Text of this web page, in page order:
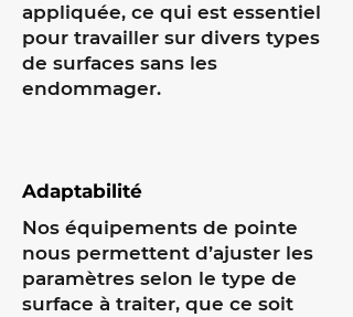
appliquée, ce qui est essentiel
pour travailler sur divers types
de surfaces sans les
endommager.
Adaptabilité
Nos équipements de pointe
nous permettent d’ajuster les
paramètres selon le type de
surface à traiter, que ce soit